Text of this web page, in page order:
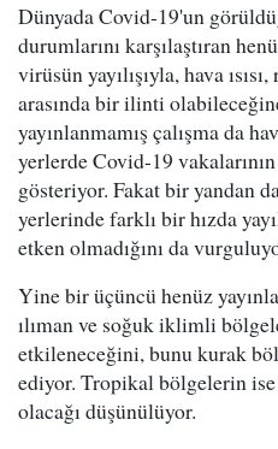
Dünyada Covid-19'un
durumlarını karşılaştıran
virüsün yayılışıyla, hava
arasında bir ilinti
yayınlanmamış çalışma da
yerlerde Covid-19
gösteriyor. Fakat bir yandan
yerlerinde farklı bir hızda
etken olmadığını da
Yine bir üçüncü henüz
ılıman ve soğuk iklimli
etkileneceğini, bunu kurak
ediyor. Tropikal bölgelerin
olacağı düşünülüyor.